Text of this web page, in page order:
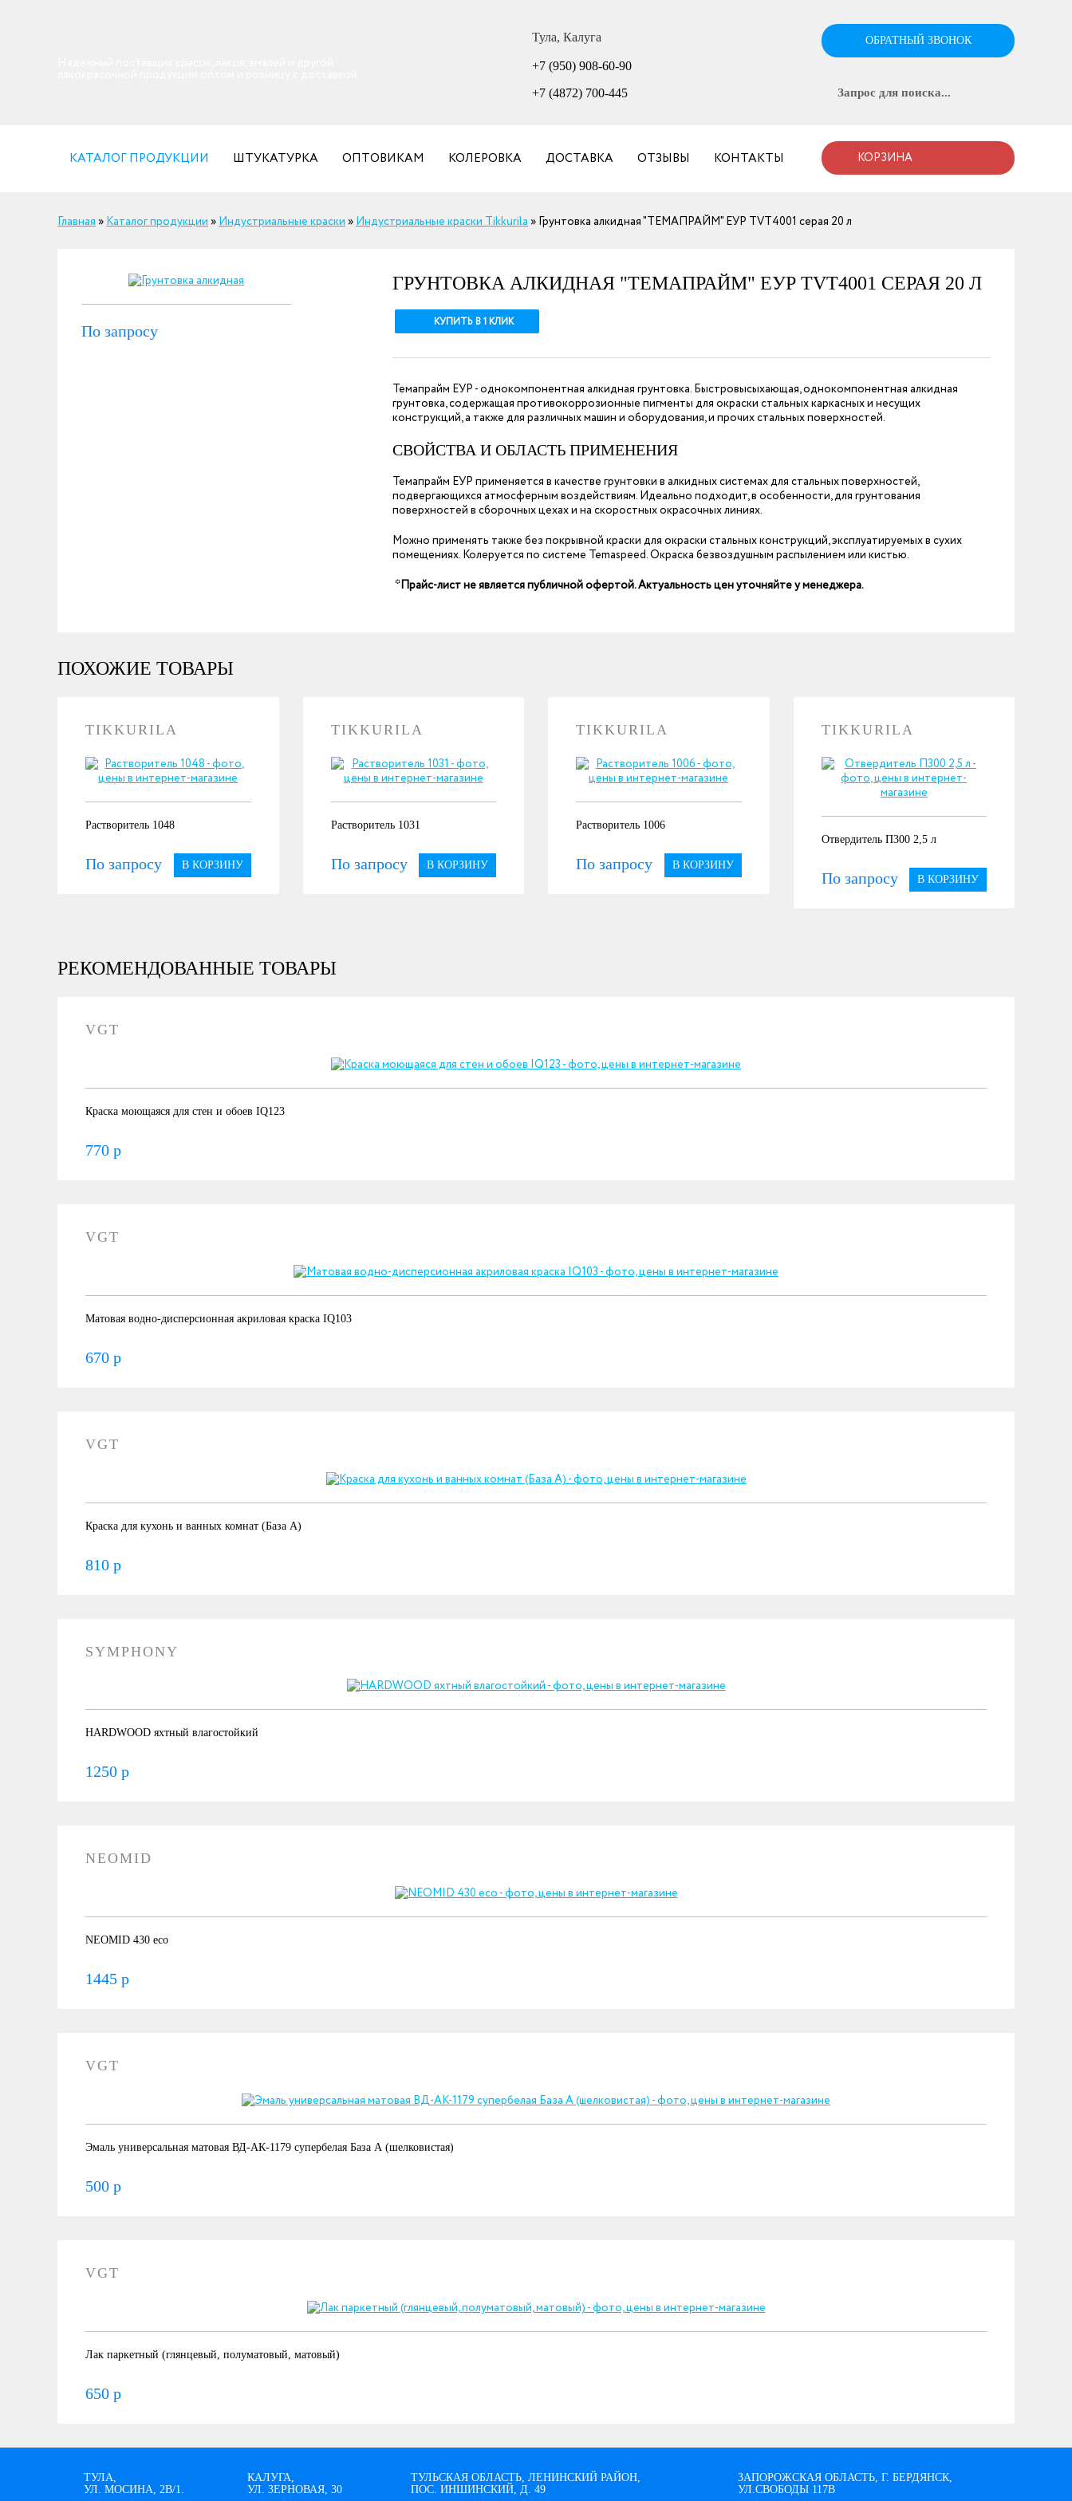
Тула, Калуга
+7 (950) 908-60-90
+7 (4872) 700-445
ОБРАТНЫЙ ЗВОНОК
КАТАЛОГ ПРОДУКЦИИ ШТУКАТУРКА ОПТОВИКАМ КОЛЕРОВКА ДОСТАВКА ОТЗЫВЫ КОНТАКТЫ КОРЗИНА
Главная » Каталог продукции » Индустриальные краски » Индустриальные краски Tikkurila » Грунтовка алкидная "ТЕМАПРАЙМ" ЕУР TVT4001 серая 20 л
По запросу
ГРУНТОВКА АЛКИДНАЯ "ТЕМАПРАЙМ" ЕУР TVT4001 СЕРАЯ 20 Л
КУПИТЬ В 1 КЛИК
Темапрайм ЕУР - однокомпонентная алкидная грунтовка. Быстровысыхающая, однокомпонентная алкидная
грунтовка, содержащая противокоррозионные пигменты для окраски стальных каркасных и несущих
конструкций, а также для различных машин и оборудования, и прочих стальных поверхностей.
СВОЙСТВА И ОБЛАСТЬ ПРИМЕНЕНИЯ
Темапрайм ЕУР применяется в качестве грунтовки в алкидных системах для стальных поверхностей,
подвергающихся атмосферным воздействиям. Идеально подходит, в особенности, для грунтования
поверхностей в сборочных цехах и на скоростных окрасочных линиях.
Можно применять также без покрывной краски для окраски стальных конструкций, эксплуатируемых в сухих
помещениях. Колеруется по системе Temaspeed. Окраска безвоздушным распылением или кистью.
*Прайс-лист не является публичной офертой. Актуальность цен уточняйте у менеджера.
ПОХОЖИЕ ТОВАРЫ
TIKKURILA
Растворитель 1048
В КОРЗИНУ
По запросу
TIKKURILA
Растворитель 1031
В КОРЗИНУ
По запросу
TIKKURILA
Растворитель 1006
В КОРЗИНУ
По запросу
TIKKURILA
Отвердитель П300 2,5 л
В КОРЗИНУ
По запросу
РЕКОМЕНДОВАННЫЕ ТОВАРЫ
VGT
Краска моющаяся для стен и обоев IQ123
770 р
VGT
Матовая водно-дисперсионная акриловая краска IQ103
670 р
VGT
Краска для кухонь и ванных комнат (База А)
810 р
SYMPHONY
HARDWOOD яхтный влагостойкий
1250 р
NEOMID
NEOMID 430 eco
1445 р
VGT
Эмаль универсальная матовая ВД-АК-1179 супербелая База А (шелковистая)
500 р
VGT
Лак паркетный (глянцевый, полуматовый, матовый)
650 р
ТУЛА,
УЛ. МОСИНА, 2В/1.
КАЛУГА,
УЛ. ЗЕРНОВАЯ, 30
ТУЛЬСКАЯ ОБЛАСТЬ, ЛЕНИНСКИЙ РАЙОН,
ПОС. ИНШИНСКИЙ, Д. 49
ЗАПОРОЖСКАЯ ОБЛАСТЬ, Г. БЕРДЯНСК,
УЛ.СВОБОДЫ 117В